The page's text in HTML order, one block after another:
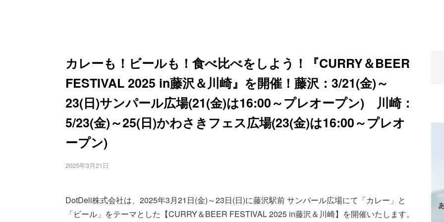
カレーも！ビールも！食べ比べをしよう！『CURRY＆BEER
FESTIVAL 2025 in藤沢＆川崎』を開催！藤沢：3/21(金)～
23(日)サンパール広場(21(金)は16:00～プレオープン) 川崎：
5/23(金)～25(日)かわさきフェス広場(23(金)は16:00～プレオ
ープン)
2025年3月21日
DotDeli株式会社は、2025年3月21日(金)～23日(日)に藤沢駅前 サンパール広場にて「カレー」と
「ビール」をテーマとした【CURRY＆BEER FESTIVAL 2025 in藤沢＆川崎】を開催いたします。